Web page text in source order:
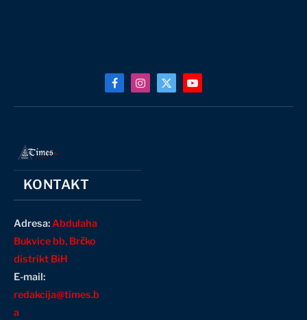
FacebookInstagram
X
(Twitter)
YouTube
KONTAKT
Adresa:Abdulaha
Bukvice bb, Brčko
distrikt BiH
E-mail:
redakcija@times.b
a